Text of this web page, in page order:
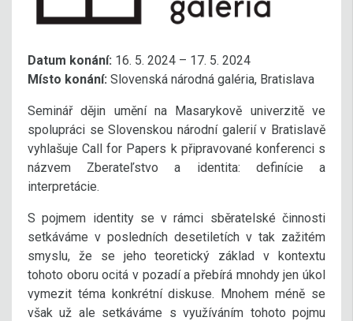
Datum konání: 16. 5. 2024 – 17. 5. 2024
Místo konání: Slovenská národná galéria, Bratislava
Seminář dějin umění na Masarykově univerzitě ve
spolupráci se Slovenskou národní galerií v Bratislavě
vyhlašuje Call for Papers k připravované konferenci s
názvem Zberateľstvo a identita: definície a
interpretácie.
S pojmem identity se v rámci sběratelské činnosti
setkáváme v posledních desetiletích v tak zažitém
smyslu, že se jeho teoretický základ v kontextu
tohoto oboru ocitá v pozadí a přebírá mnohdy jen úkol
vymezit téma konkrétní diskuse. Mnohem méně se
však už ale setkáváme s využíváním tohoto pojmu